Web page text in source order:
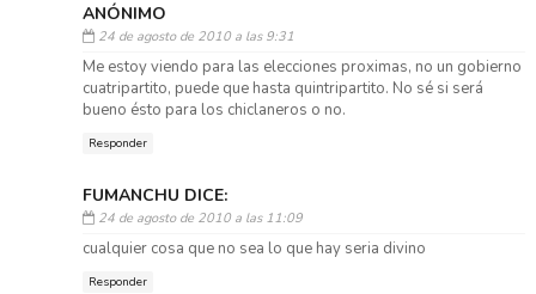
ANÓNIMO
24 de agosto de 2010 a las 9:31
Me estoy viendo para las elecciones proximas, no un gobierno
cuatripartito, puede que hasta quintripartito. No sé si será
bueno ésto para los chiclaneros o no.
Responder
FUMANCHU DICE:
24 de agosto de 2010 a las 11:09
cualquier cosa que no sea lo que hay seria divino
Responder